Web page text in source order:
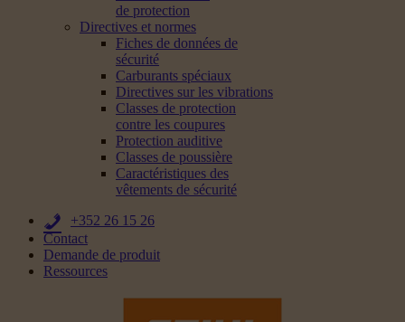
de protection
Directives et normes
Fiches de données de
sécurité
Carburants spéciaux
Directives sur les vibrations
Classes de protection
contre les coupures
Protection auditive
Classes de poussière
Caractéristiques des
vêtements de sécurité
+352 26 15 26
Contact
Demande de produit
Ressources